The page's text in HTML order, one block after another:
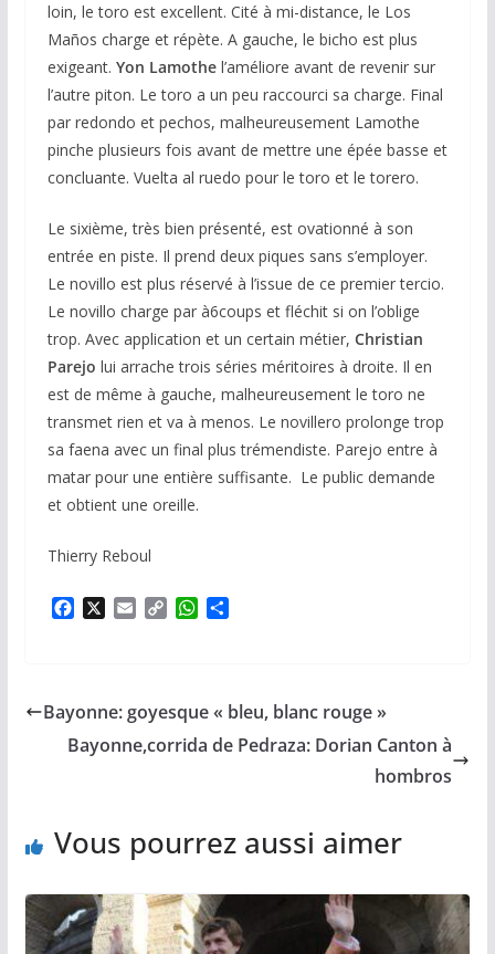
loin, le toro est excellent. Cité à mi-distance, le Los
Maños charge et répète. A gauche, le bicho est plus
exigeant. Yon Lamothel’améliore avant de revenir sur
l’autre piton. Le toro a un peu raccourci sa charge. Final
par redondo et pechos, malheureusement Lamothe
pinche plusieurs fois avant de mettre une épée basse et
concluante. Vuelta al ruedo pour le toro et le torero.
Le sixième, très bien présenté, est ovationné à son
entrée en piste. Il prend deux piques sans s’employer.
Le novillo est plus réservé à l’issue de ce premier tercio.
Le novillo charge par à6coups et fléchit si on l’oblige
trop. Avec application et un certain métier, Christian
Parejo lui arrache trois séries méritoires à droite. Il en
est de même à gauche, malheureusement le toro ne
transmet rien et va à menos. Le novillero prolonge trop
sa faena avec un final plus trémendiste. Parejo entre à
matar pour une entière suffisante. Le public demande
et obtient une oreille.
Thierry Reboul
o
o
i
n
W
A
p
g
e
Bayonne: goyesque « bleu, blanc rouge »
Bayonne,corrida de Pedraza: Dorian Canton à
hombros
Vous pourrez aussi aimer